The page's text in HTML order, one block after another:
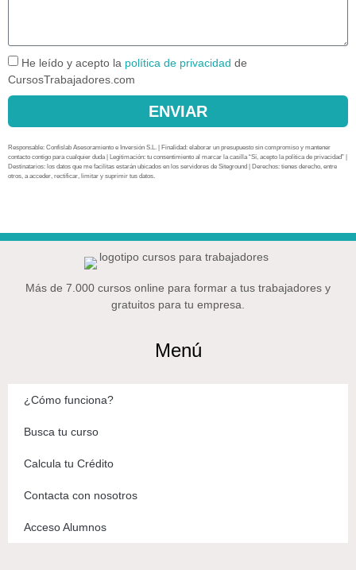
He leído y acepto la política de privacidad de
CursosTrabajadores.com
ENVIAR
Responsable: Confislab Asesoramiento e Inversión S.L. | Finalidad: elaborar un presupuesto sin compromiso y mantener
contacto contigo para cualquier duda | Legitimación: tu consentimiento al marcar la casilla “Sí, acepto la política de privacidad” |
Destinatarios: los datos que me facilitas estarán ubicados en los servidores de Siteground | Derechos: tienes derecho, entre
otros, a acceder, rectificar, limitar y suprimir tus datos.
Más de 7.000 cursos online para formar a tus trabajadores y
gratuitos para tu empresa.
Menú
¿Cómo funciona?
Busca tu curso
Calcula tu Crédito
Contacta con nosotros
Acceso Alumnos